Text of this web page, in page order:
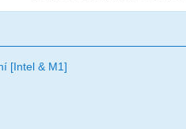
[Intel & M1]